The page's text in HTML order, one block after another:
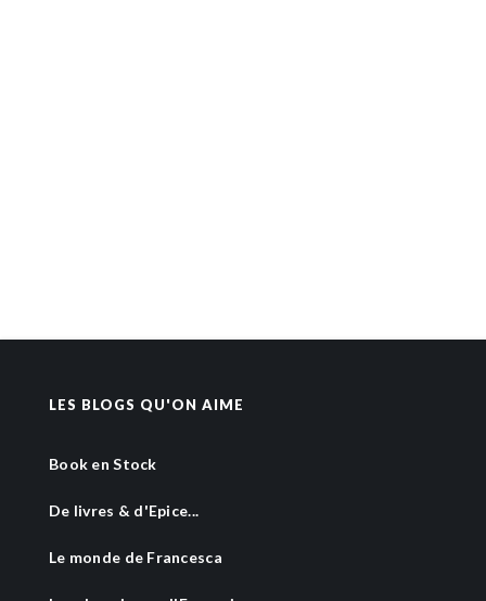
LES BLOGS QU'ON AIME
Book en Stock
De livres & d'Epice...
Le monde de Francesca